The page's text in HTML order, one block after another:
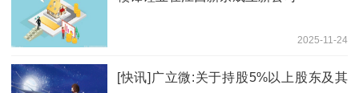
2025-11-24
[快讯]广立微:关于持股5%以上股东及其